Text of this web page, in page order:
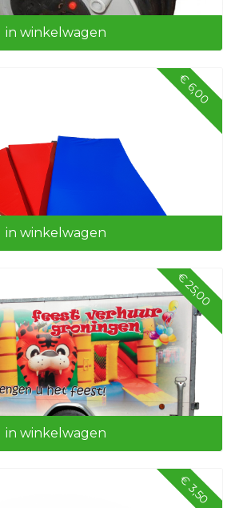
Kabelhaspel 50 mtr
in winkelwagen
€ 6,00
Valmatten
in winkelwagen
€ 25,00
in winkelwagen
€ 3,50